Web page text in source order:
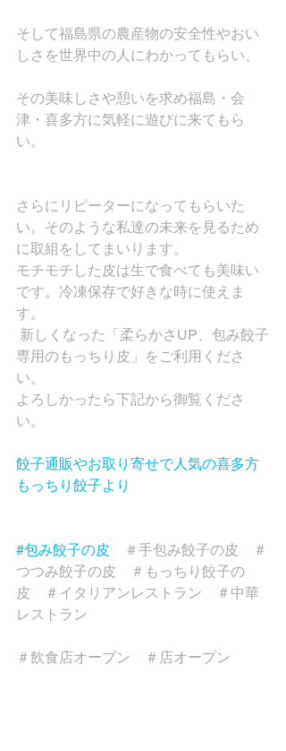
そして福島県の農産物の安全性やおい
しさを世界中の人にわかってもらい、
その美味しさや憩いを求め福島・会
津・喜多方に気軽に遊びに来てもら
い。
さらにリピーターになってもらいた
い。そのような私達の未来を見るため
に取組をしてまいります。
モチモチした皮は生で食べても美味い
です。冷凍保存で好きな時に使えま
す。
専用のもっちり皮」をご利用くださ
い。
よろしかったら下記から御覧くださ
い。
餃子通販やお取り寄せで人気の喜多方
もっちり餃子より
#包み餃子の皮 ＃手包み餃子の皮　＃
つつみ餃子の皮　＃もっちり餃子の
皮　＃イタリアンレストラン　＃中華
レストラン
＃飲食店オープン　＃店オープン